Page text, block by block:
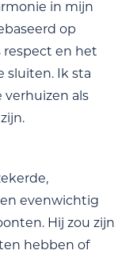
in mijn
op
respect en het
sluiten. Ik sta
verhuizen als
evenwichtig
Hij zou zijn
hebben of